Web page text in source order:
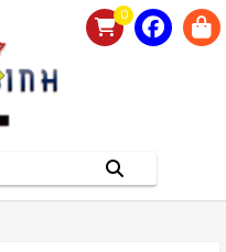
0